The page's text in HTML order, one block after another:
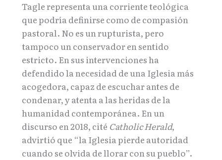
Tagle representa una corriente teológica
que podría definirse como de compasión
pastoral. No es un rupturista, pero
tampoco un conservador en sentido
estricto. En sus intervenciones ha
defendido la necesidad de una Iglesia más
acogedora, capaz de escuchar antes de
condenar, y atenta a las heridas de la
humanidad contemporánea. En un
discurso en 2018, cité Catholic Herald,
advirtió que “la Iglesia pierde autoridad
cuando se olvida de llorar con su pueblo”.